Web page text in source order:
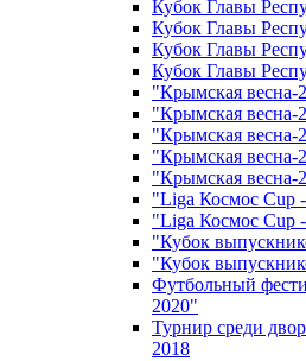
Кубок Главы
Кубок Главы
Кубок Главы
Кубок Главы
"Крымская весна-
"Крымская весна-
"Крымская весна-
"Крымская весна-
"Крымская весна-
"Liga Космос Cup
"Liga Космос Cup
"Кубок
"Кубок
Футбольный
2020"
Турнир среди
2018